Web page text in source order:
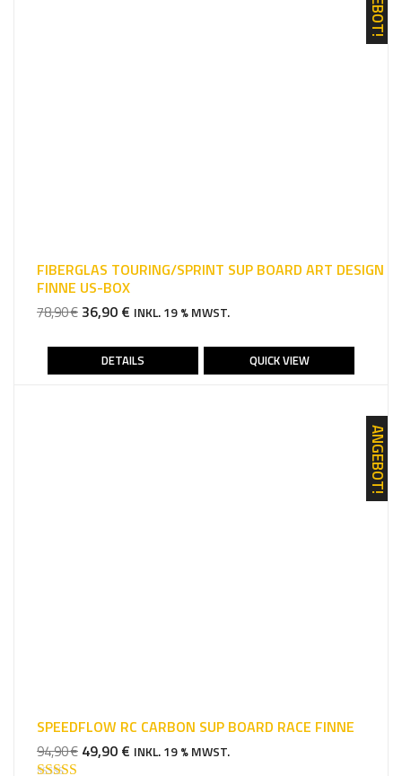
FIBERGLAS TOURING/SPRINT SUP BOARD ART DESIGN
FINNE US-BOX
78,90€ URSPRÜNGLICHER
WAR:
78,90 €
36,90 € AKTUELLER
IST:
36,90 €.
INKL. 19 % MWST.
DETAILS QUICK VIEW
ANGEBOT!
SPEEDFLOW RC CARBON SUP BOARD RACE FINNE
94,90€ URSPRÜNGLICHER
49,90 € AKTUELLER
INKL. 19 % MWST.